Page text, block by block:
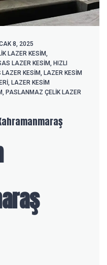
8, 2025
LAZER KESIM,
LAZER KESIM, HIZLI
KESIM, LAZER KESIM
, LAZER KESIM
, PASLANMAZ ÇELIK LAZER